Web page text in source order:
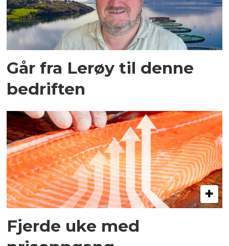
Går fra Lerøy til denne
bedriften
Fjerde uke med